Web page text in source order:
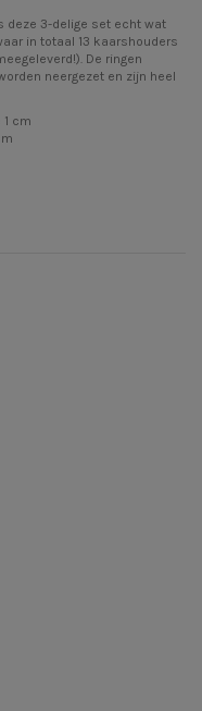
deze 3-delige set echt wat
in totaal 13 kaarshouders
De ringen
neergezet en zijn heel
cm